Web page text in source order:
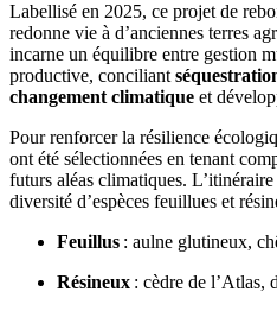
Labellisé en 2025, ce projet de
redonne vie à d’anciennes terres
incarne un équilibre entre gestion
productive, conciliant
changement climatique et
Pour renforcer la résilience
ont été sélectionnées en tenant
futurs aléas climatiques.
diversité d’espèces feuillues et
Feuillus : aulne glutineux,
Résineux : cèdre de l’Atlas,